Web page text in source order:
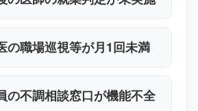
の医師の就業判定が未実